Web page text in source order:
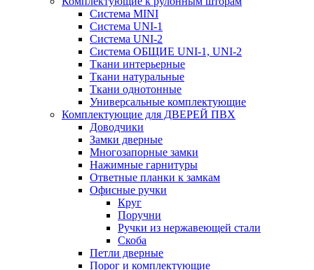
Система MINI
Система UNI-1
Система UNI-2
Система ОБЩИЕ UNI-1, UNI-2
Ткани интерьерные
Ткани натуральные
Ткани однотонные
Универсальные комплектующие
Комплектующие для ДВЕРЕЙ ПВХ
Доводчики
Замки дверные
Многозапорные замки
Нажимные гарнитуры
Ответные планки к замкам
Офисные ручки
Круг
Поручни
Ручки из нержавеющей стали
Скоба
Петли дверные
Порог и комплектующие